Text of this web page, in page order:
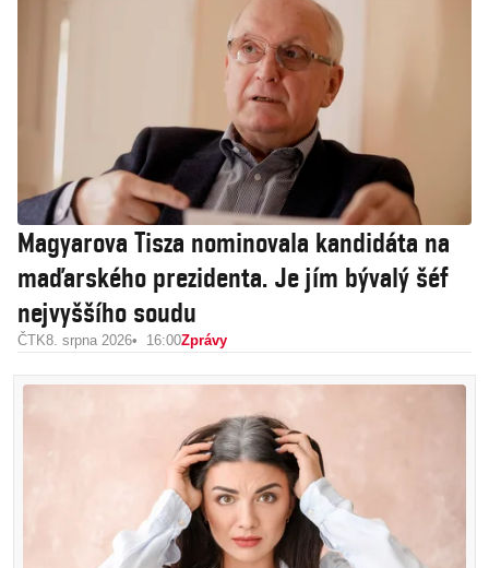
Magyarova Tisza nominovala kandidáta na
maďarského prezidenta. Je jím bývalý šéf
nejvyššího soudu
ČTK8. srpna 2026 16:00Zprávy